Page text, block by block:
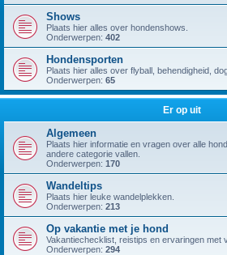
Shows
Plaats hier alles over hondenshows.
Onderwerpen: 402
Hondensporten
Plaats hier alles over flyball, behendigheid,
Onderwerpen: 65
Er op uit
Algemeen
Plaats hier informatie en vragen over alle
andere categorie vallen.
Onderwerpen: 170
Wandeltips
Plaats hier leuke wandelplekken.
Onderwerpen: 213
Op vakantie met je hond
Vakantiechecklist, reistips en ervaringen met
Onderwerpen: 294